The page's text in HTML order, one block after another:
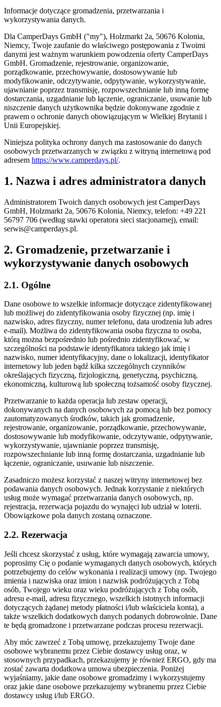
Informacje dotyczące gromadzenia, przetwarzania i
wykorzystywania danych.
Dla CamperDays GmbH ("my"), Holzmarkt 2a, 50676 Kolonia,
Niemcy, Twoje zaufanie do właściwego postępowania z Twoimi
danymi jest ważnym warunkiem powodzenia oferty CamperDays
GmbH. Gromadzenie, rejestrowanie, organizowanie,
porządkowanie, przechowywanie, dostosowywanie lub
modyfikowanie, odczytywanie, odpytywanie, wykorzystywanie,
ujawnianie poprzez transmisję, rozpowszechnianie lub inną formę
dostarczania, uzgadnianie lub łączenie, ograniczanie, usuwanie lub
niszczenie danych użytkownika będzie dokonywane zgodnie z
prawem o ochronie danych obowiązującym w Wielkiej Brytanii i
Unii Europejskiej.
Niniejsza polityka ochrony danych ma zastosowanie do danych
osobowych przetwarzanych w związku z witryną internetową pod
adresem https://www.camperdays.pl/.
1. Nazwa i adres administratora danych
Administratorem Twoich danych osobowych jest CamperDays
GmbH, Holzmarkt 2a, 50676 Kolonia, Niemcy, telefon: +49 221
56797 706 (według stawki operatora sieci stacjonarnej), email:
serwis@camperdays.pl.
2. Gromadzenie, przetwarzanie i
wykorzystywanie danych osobowych
2.1. Ogólne
Dane osobowe to wszelkie informacje dotyczące zidentyfikowanej
lub możliwej do zidentyfikowania osoby fizycznej (np. imię i
nazwisko, adres fizyczny, numer telefonu, data urodzenia lub adres
e-mail). Możliwa do zidentyfikowania osoba fizyczna to osoba,
którą można bezpośrednio lub pośrednio zidentyfikować, w
szczególności na podstawie identyfikatora takiego jak imię i
nazwisko, numer identyfikacyjny, dane o lokalizacji, identyfikator
internetowy lub jeden bądź kilka szczególnych czynników
określających fizyczną, fizjologiczną, genetyczną, psychiczną,
ekonomiczną, kulturową lub społeczną tożsamość osoby fizycznej.
Przetwarzanie to każda operacja lub zestaw operacji,
dokonywanych na danych osobowych za pomocą lub bez pomocy
zautomatyzowanych środków, takich jak gromadzenie,
rejestrowanie, organizowanie, porządkowanie, przechowywanie,
dostosowywanie lub modyfikowanie, odczytywanie, odpytywanie,
wykorzystywanie, ujawnianie poprzez transmisję,
rozpowszechnianie lub inną formę dostarczania, uzgadnianie lub
łączenie, ograniczanie, usuwanie lub niszczenie.
Zasadniczo możesz korzystać z naszej witryny internetowej bez
podawania danych osobowych. Jednak korzystanie z niektórych
usług może wymagać przetwarzania danych osobowych, np.
rejestracja, rezerwacja pojazdu do wynajęci lub udział w loterii.
Obowiązkowe pola danych zostaną oznaczone.
2.2. Rezerwacja
Jeśli chcesz skorzystać z usług, które wymagają zawarcia umowy,
poprosimy Cię o podanie wymaganych danych osobowych, których
potrzebujemy do celów wykonania i realizacji umowy (np. Twojego
imienia i nazwiska oraz imion i nazwisk podróżujących z Tobą
osób, Twojego wieku oraz wieku podróżujących z Tobą osób,
adresu e-mail, adresu fizycznego, wszelkich istotnych informacji
dotyczących żądanej metody płatności i/lub właściciela konta), a
także wszelkich dodatkowych danych podanych dobrowolnie. Dane
te będą gromadzone i przetwarzane podczas procesu rezerwacji.
Aby móc zawrzeć z Tobą umowę, przekazujemy Twoje dane
osobowe wybranemu przez Ciebie dostawcy usług oraz, w
stosownych przypadkach, przekazujemy je również ERGO, gdy ma
zostać zawarta dodatkowa umowa ubezpieczenia. Poniżej
wyjaśniamy, jakie dane osobowe gromadzimy i wykorzystujemy
oraz jakie dane osobowe przekazujemy wybranemu przez Ciebie
dostawcy usług i/lub ERGO.